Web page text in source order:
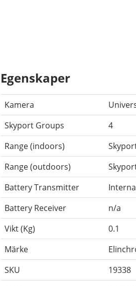
Egenskaper
Kamera
Skyport Groups
4
Range (indoors)
Range (outdoors)
Battery Transmitter
Battery Receiver
n/a
Vikt (Kg)
0.1
Märke
SKU
19338